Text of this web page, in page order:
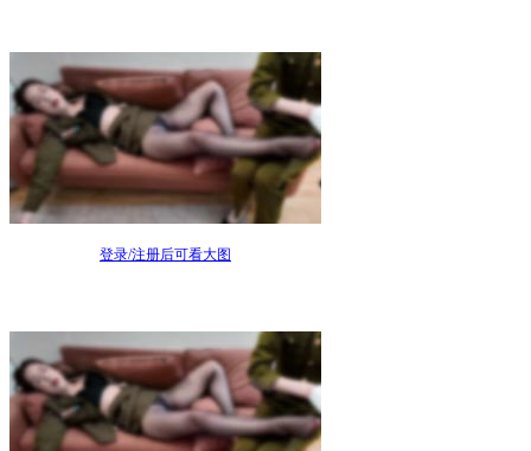
登录/注册后可看大图